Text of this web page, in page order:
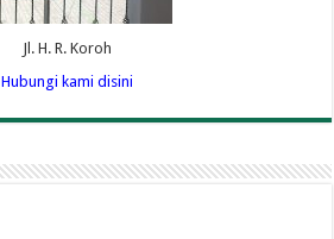
Jl. H. R. Koroh
Hubungi kami disini